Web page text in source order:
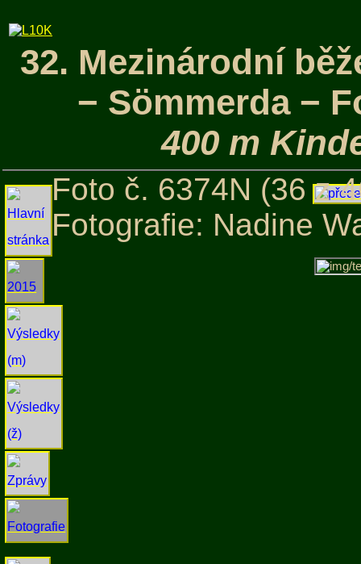
32. Mezinárodní
− Sömmerda −
400 m
Foto č. 6374N (36 z
Fotografie: Nadine